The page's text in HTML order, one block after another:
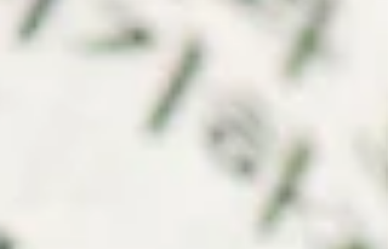
直しましょう。そして、神様が喜ばれる選
をしましょう。...